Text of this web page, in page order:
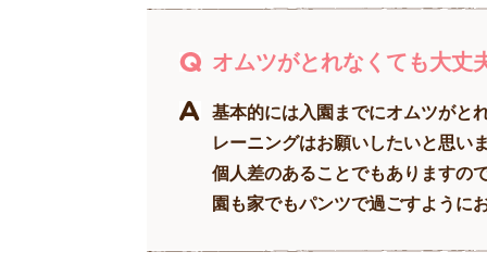
オムツがとれなくても大丈
基本的には入園までにオムツがと
レーニングはお願いしたいと思い
個人差のあることでもありますの
園も家でもパンツで過ごすように